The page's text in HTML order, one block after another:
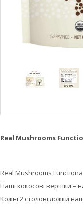
Real Mushrooms
Real Mushrooms
Наші кокосові вершки –
Кожні 2 столові ложки